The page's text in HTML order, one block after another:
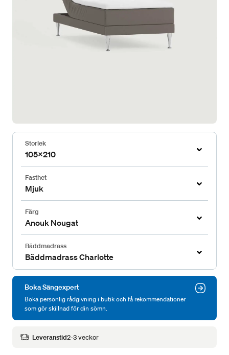
Storlek
105x210
Fasthet
Mjuk
Färg
Anouk Nougat
Bäddmadrass
Bäddmadrass Charlotte
Boka Sängexpert
Boka personlig rådgivning i butik och få rekommendationer
som gör skillnad för din sömn.
Leveranstid2-3 veckor